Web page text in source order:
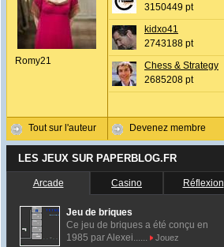
Romy21
Tout sur l'auteur
3150449 pt
kidxo41
2743188 pt
Chess & Strategy
2685208 pt
Devenez membre
LES JEUX SUR PAPERBLOG.FR
Arcade Casino Réflexion
Jeu de briques
Ce jeu de briques a été conçu en
1985 par Alexei......
Jouez